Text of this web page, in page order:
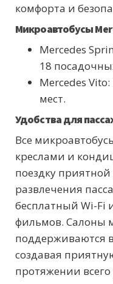
комфорта и
Микроавтобусы
Mercedes
18
Mercedes
мест.
Удобства для
Все
креслами и
поездку
развлечения
бесплатный Wi-Fi
фильмов. Салоны
поддерживаются
создавая
протяжении всего